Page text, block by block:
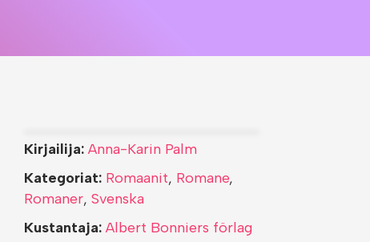
Kirjailija: Anna-Karin Palm
Kategoriat: Romaanit, Romane,
Romaner, Svenska
Kustantaja: Albert Bonniers förlag